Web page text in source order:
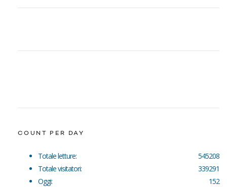
COUNT PER DAY
545208
Totale letture:
339291
Totale visitatori:
152
Oggi: